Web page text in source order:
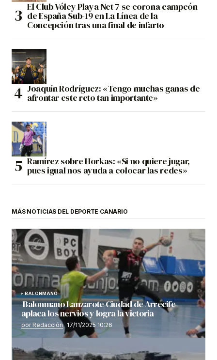
El Club Vóley Playa Net 7 se corona campeón
de España Sub-19 en La Línea de la
Concepción tras una final de infarto
Joaquín Rodríguez: «Tengo muchas ganas de
afrontar este reto tan importante»
Ramírez sobre Horkas: «Si no quiere jugar,
pues igual nos ayuda a colocar las redes»
MÁS NOTICIAS DEL DEPORTE CANARIO
BALONMANO
Balonmano Lanzarote Ciudad de Arrecife
aplaca los nervios y logra la victoria
por Redacción 17/11/2025 10:26